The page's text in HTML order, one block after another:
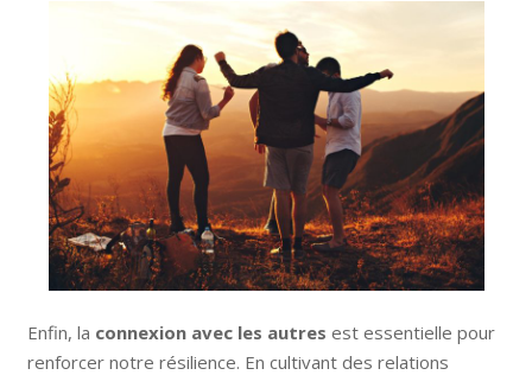
Enfin, la connexion avec les autres est essentielle pour
renforcer notre résilience. En cultivant des relations